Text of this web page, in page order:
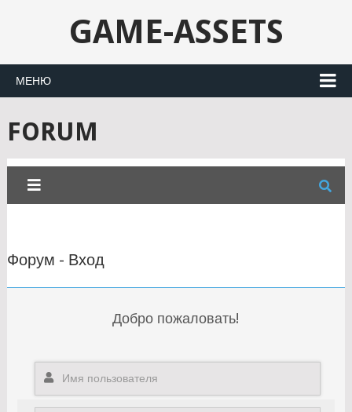
GAME-ASSETS
МЕНЮ
FORUM
Форум - Вход
Добро пожаловать!